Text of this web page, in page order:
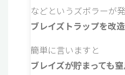
などというズボラーが
ブレイズトラップを改造
簡単に言いますと
ブレイズが貯まっても